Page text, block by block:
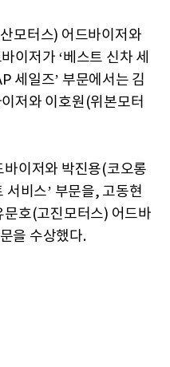
모터스) 어드바이저와
이저가 ‘베스트 신차 세
세일즈’ 부문에서는 김
저와 이호원(위본모터
이저와 박진용(코오롱
서비스’ 부문을, 고동현
호(고진모터스) 어드바
을 수상했다.